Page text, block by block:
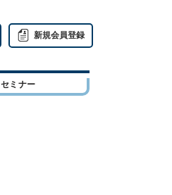
新規会員登録
セミナー